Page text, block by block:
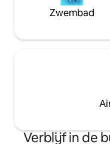
Zwembad
Verblijf in de